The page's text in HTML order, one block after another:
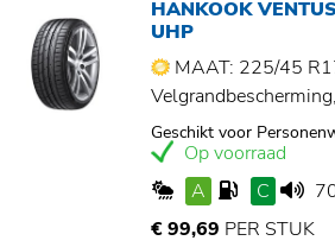
HANKOOK
UHP
MAAT: 225/45
Geschikt voor
Op voorraad
A
C
€ 99,69 PER STUK